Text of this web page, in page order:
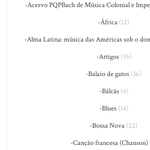
-Acervo PQPBach de Música Colonial e
-África (12)
-Alma Latina: música das Américas sob o
-Artigos(35)
-Balaio de gatos (36)
-Bálcãs(4)
-Blues(14)
-Bossa Nova (22)
-Canção francesa (Chanson)